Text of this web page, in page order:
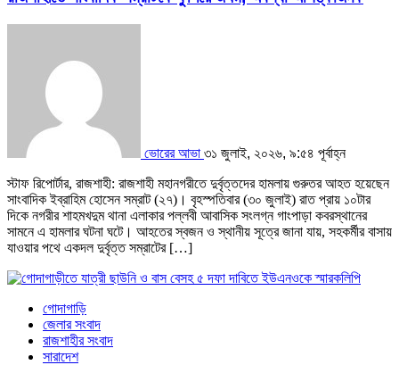
ভোরের আভা ৩১ জুলাই, ২০২৬, ৯:৫৪ পূর্বাহ্ন
স্টাফ রিপোর্টার, রাজশাহী: রাজশাহী মহানগরীতে দুর্বৃত্তদের হামলায় গুরুতর আহত হয়েছেন
সাংবাদিক ইব্রাহিম হোসেন সম্রাট (২৭)। বৃহস্পতিবার (৩০ জুলাই) রাত প্রায় ১০টার
দিকে নগরীর শাহমখদুম থানা এলাকার পল্লবী আবাসিক সংলগ্ন গাংপাড়া কবরস্থানের
সামনে এ হামলার ঘটনা ঘটে। আহতের স্বজন ও স্থানীয় সূত্রে জানা যায়, সহকর্মীর বাসায়
যাওয়ার পথে একদল দুর্বৃত্ত সম্রাটের […]
গোদাগাড়ি
জেলার সংবাদ
রাজশাহীর সংবাদ
সারাদেশ